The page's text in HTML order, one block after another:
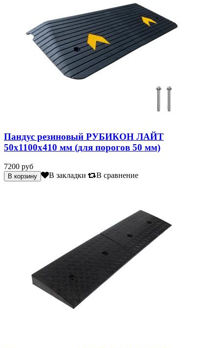
Пандус резиновый РУБИКОН ЛАЙТ
50х1100х410 мм (для порогов 50 мм)
7200 руб
В закладки В сравнение